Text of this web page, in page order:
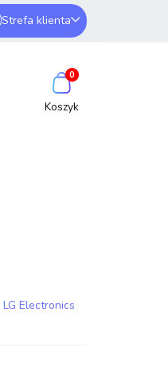
Strefa klienta
Zaloguj się
Zarejestruj się
Dodaj zgłoszenie
0
LG Electronics